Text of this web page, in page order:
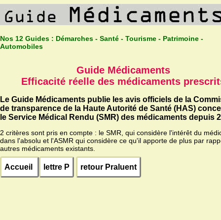
Nos 12 Guides : Démarches - Santé - Tourisme - Patrimoine -
Automobiles
Guide Médicaments
Efficacité réelle des médicaments
Le Guide Médicaments publie les avis officiels de la
de transparence de la Haute Autorité de Santé (HAS)
le Service Médical Rendu (SMR) des médicaments depuis
2 critères sont pris en compte : le SMR, qui considère l'intérêt du
dans l'absolu et l'ASMR qui considère ce qu'il apporte de plus par
autres médicaments existants.
Accueil lettre P retour Praluent